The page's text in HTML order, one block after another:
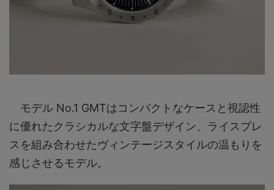
モデル No.1 GMTはコンパクトなケースと視認性
に優れたクラシカルな文字盤デザイン、ライスブレ
スを組み合わせたヴィンテージスタイルの温もりを
感じさせるモデル。